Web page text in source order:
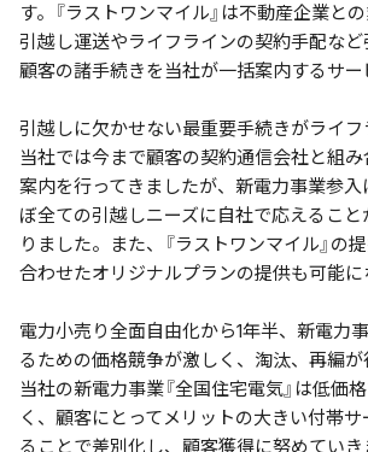
す。『ラストワンマイル』は不動産企業と
引越し運送やライフラインの契約手配など
顧客の諸手続きを当社が一括案内するサー
引越しに欠かせない最重要手続きがライフ
当社では今まで顧客の契約通信会社と組
案内を行ってきましたが、新電力事業参
ぼ全ての引越しニーズに自社で応えるこ
りました。また、『ラストワンマイル』の
合わせたオリジナルプランの提供も可能に
電力小売り全面自由化から1年半、新電力
るための価格競争が激しく、淘汰、再編が
当社の新電力事業『全国住宅電気』は低価
く、顧客にとってメリットの大きい付帯
ることで差別化し、顧客獲得に努めていき